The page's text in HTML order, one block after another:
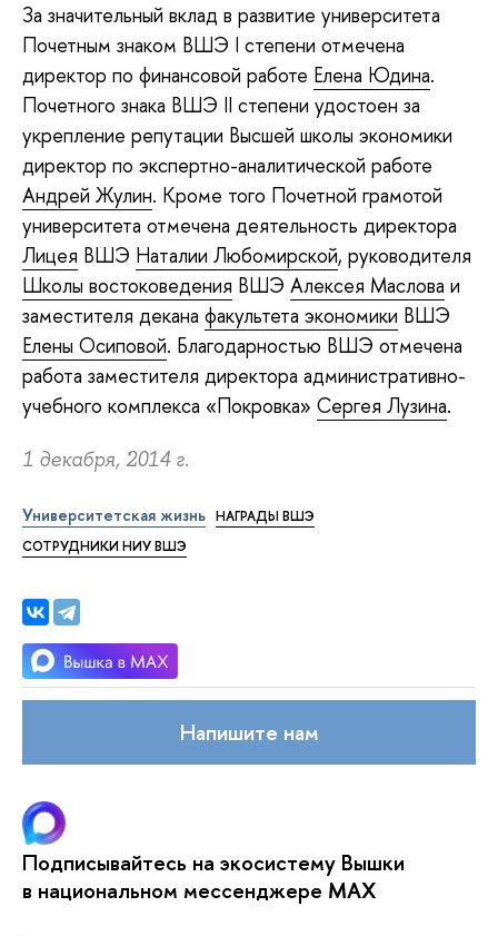
За значительный вклад в развитие университета
Почетным знаком ВШЭ I степени отмечена
директор по финансовой работе Елена Юдина.
Почетного знака ВШЭ II степени удостоен за
укрепление репутации Высшей школы экономики
директор по экспертно-аналитической работе
Андрей Жулин. Кроме того Почетной грамотой
университета отмечена деятельность директора
Лицея ВШЭ Наталии Любомирской, руководителя
Школы востоковедения ВШЭ Алексея Маслова и
заместителя декана факультета экономики ВШЭ
Елены Осиповой. Благодарностью ВШЭ отмечена
работа заместителя директора административно-
учебного комплекса «Покровка» Сергея Лузина.
1 декабря, 2014 г.
Университетская жизнь НАГРАДЫ ВШЭ
СОТРУДНИКИ НИУ ВШЭ
Напишите нам
Подписывайтесь на экосистему Вышки
в национальном мессенджере MAX